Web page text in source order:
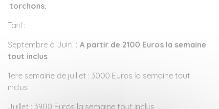
torchons.
Tarif:
Septembre à Juin : A partir de 2100 Euros la semaine
tout inclus
1ere semaine de juillet : 3000 Euros la semaine tout
inclus
Juillet : 3900 Euros la semaine tout inclus